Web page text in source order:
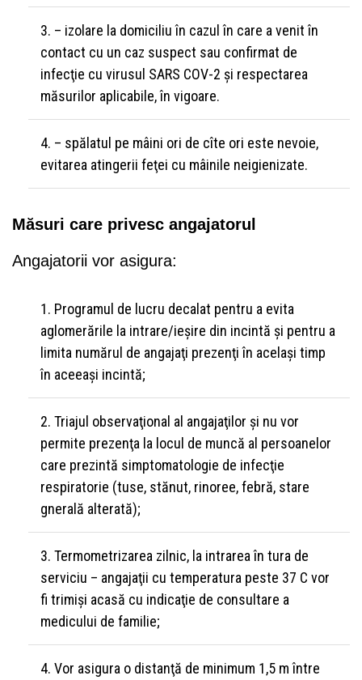
– izolare la domiciliu în cazul în care a venit în
contact cu un caz suspect sau confirmat de
infecţie cu virusul SARS COV-2 şi respectarea
măsurilor aplicabile, în vigoare.
– spălatul pe mâini ori de cîte ori este nevoie,
evitarea atingerii feţei cu mâinile neigienizate.
Măsuri care privesc angajatorul
Angajatorii vor asigura:
Programul de lucru decalat pentru a evita
aglomerările la intrare/ieşire din incintă şi pentru a
limita numărul de angajaţi prezenţi în acelaşi timp
în aceeaşi incintă;
Triajul observaţional al angajaţilor şi nu vor
permite prezenţa la locul de muncă al persoanelor
care prezintă simptomatologie de infecţie
respiratorie (tuse, stănut, rinoree, febră, stare
gnerală alterată);
Termometrizarea zilnic, la intrarea în tura de
serviciu – angajaţii cu temperatura peste 37 C vor
fi trimişi acasă cu indicaţie de consultare a
medicului de familie;
Vor asigura o distanţă de minimum 1,5 m între